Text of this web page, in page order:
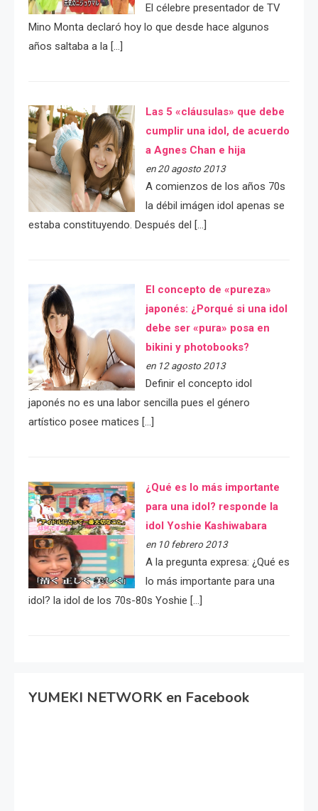
El célebre presentador de TV
Mino Monta declaró hoy lo que desde hace algunos
años saltaba a la […]
Las 5 «cláusulas» que debe
cumplir una idol, de acuerdo
a Agnes Chan e hija
en 20 agosto 2013
A comienzos de los años 70s
la débil imágen idol apenas se
estaba constituyendo. Después del […]
El concepto de «pureza»
japonés: ¿Porqué si una idol
debe ser «pura» posa en
bikini y photobooks?
en 12 agosto 2013
Definir el concepto idol
japonés no es una labor sencilla pues el género
artístico posee matices […]
¿Qué es lo más importante
para una idol? responde la
idol Yoshie Kashiwabara
en 10 febrero 2013
A la pregunta expresa: ¿Qué es
lo más importante para una
idol? la idol de los 70s-80s Yoshie […]
YUMEKI NETWORK en Facebook